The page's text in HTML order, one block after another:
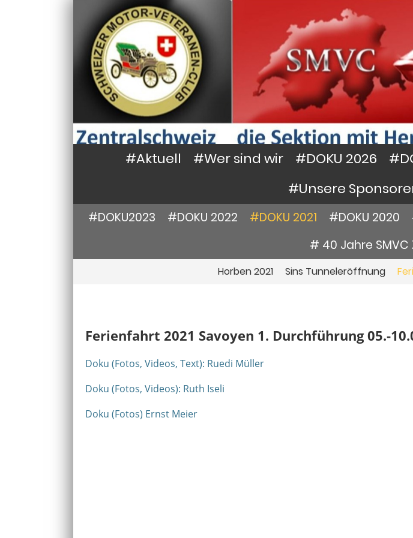
#Aktuell #Wer sind wir #DOKU 2026
#Unsere
#DOKU2023 #DOKU 2022 #DOKU 2021 #DOKU 2020
# 40 Jahre
Horben 2021 Sins Tunneleröffnung
Ferienfahrt 2021 Savoyen 1. Durchführung 05.-
Doku (Fotos, Videos, Text): Ruedi Müller
Doku (Fotos, Videos): Ruth Iseli
Doku (Fotos) Ernst Meier